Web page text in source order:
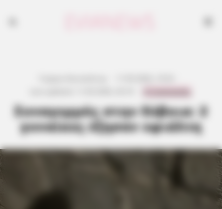
Συναγερμός στην Εύβοια: 2
γυναίκες έζησαν εφιάλτη